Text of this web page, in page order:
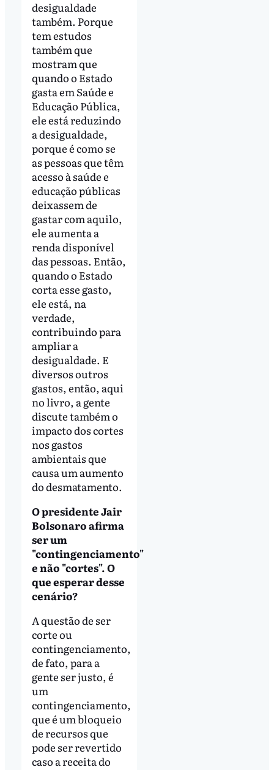
desigualdade
também. Porque
tem estudos
também que
mostram que
quando o Estado
gasta em Saúde e
Educação Pública,
ele está reduzindo
a desigualdade,
porque é como se
as pessoas que têm
acesso à saúde e
educação públicas
deixassem de
gastar com aquilo,
ele aumenta a
renda disponível
das pessoas. Então,
quando o Estado
corta esse gasto,
ele está, na
verdade,
contribuindo para
ampliar a
desigualdade. E
diversos outros
gastos, então, aqui
no livro, a gente
discute também o
impacto dos cortes
nos gastos
ambientais que
causa um aumento
do desmatamento.
O presidente Jair
Bolsonaro afirma
ser um
"contingenciamento"
e não "cortes". O
que esperar desse
cenário?
A questão de ser
corte ou
contingenciamento,
de fato, para a
gente ser justo, é
um
contingenciamento,
que é um bloqueio
de recursos que
pode ser revertido
caso a receita do